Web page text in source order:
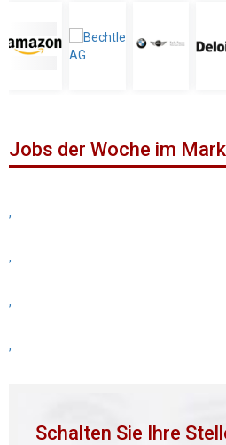
Jobs der Woche im
,
,
,
,
Schalten Sie Ihre